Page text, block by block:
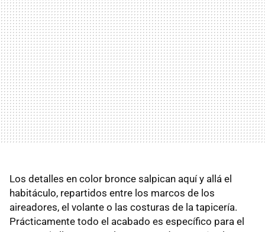
Los detalles en color bronce salpican aquí y allá el
habitáculo, repartidos entre los marcos de los
aireadores, el volante o las costuras de la tapicería.
Prácticamente todo el acabado es específico para el